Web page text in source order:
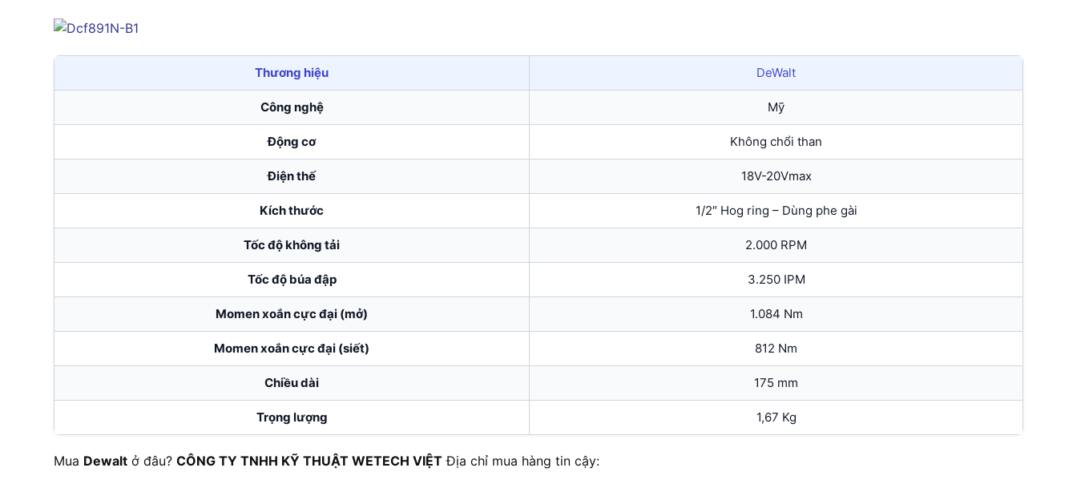
Thương hiệu DeWalt
Công nghệ Mỹ
Động cơ Không chổi than
Điện thế 18V-20Vmax
Kích thước 1/2″ Hog ring – Dùng phe gài
Tốc độ không tải 2.000 RPM
Tốc độ búa đập 3.250 IPM
Momen xoắn cực đại (mở) 1.084 Nm
Momen xoắn cực đại (siết) 812 Nm
Chiều dài 175 mm
Trọng lượng 1,67 Kg
Mua Dewalt ở đâu? CÔNG TY TNHH KỸ THUẬT WETECH VIỆT Địa chỉ mua hàng tin cậy: